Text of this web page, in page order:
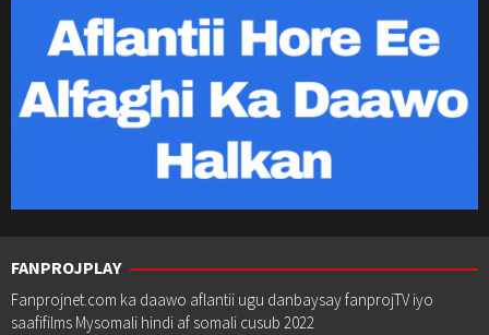
FANPROJPLAY
Fanprojnet.com ka daawo aflantii ugu danbaysay fanprojTV iyo
saafifilms Mysomali hindi af somali cusub 2022